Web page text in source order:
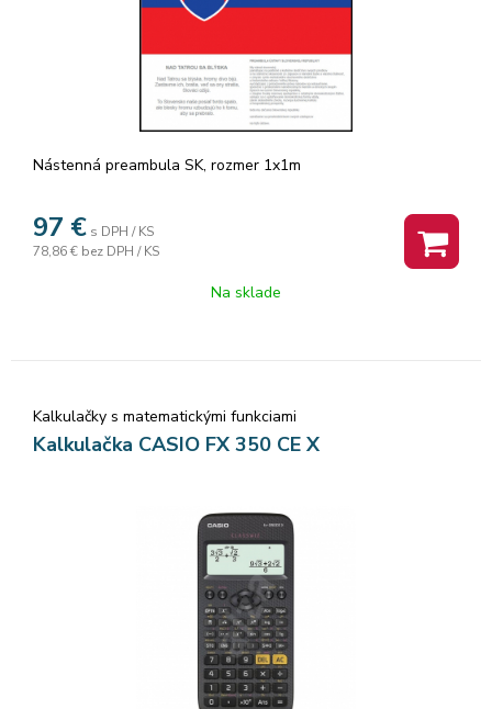
Nástenná preambula SK, rozmer 1x1m
97 € s DPH / KS
78,86 € bez DPH / KS
Na sklade
Kalkulačky s matematickými funkciami
Kalkulačka CASIO FX 350 CE X